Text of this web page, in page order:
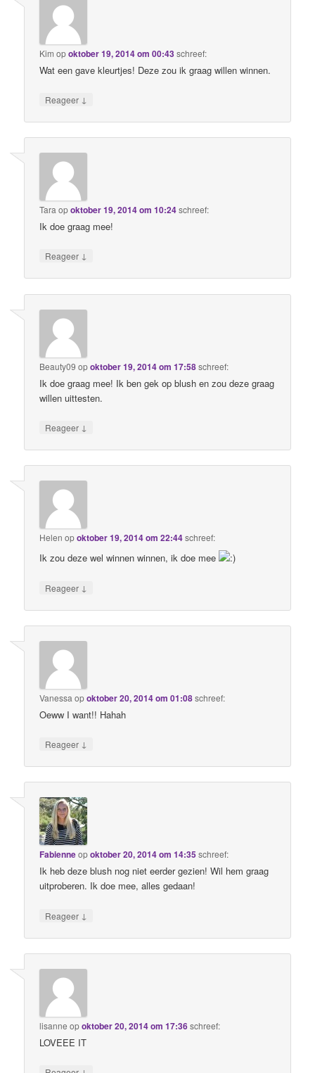
Kim opoktober 19, 2014 om 00:43schreef:
Wat een gave kleurtjes! Deze zou ik graag willen winnen.
Reageer ↓
Tara opoktober 19, 2014 om 10:24schreef:
Ik doe graag mee!
Reageer ↓
Beauty09 opoktober 19, 2014 om 17:58schreef:
Ik doe graag mee! Ik ben gek op blush en zou deze graag
willen uittesten.
Reageer ↓
Helen opoktober 19, 2014 om 22:44schreef:
Ik zou deze wel winnen winnen, ik doe mee
Reageer ↓
Vanessa opoktober 20, 2014 om 01:08schreef:
Oeww I want!! Hahah
Reageer ↓
Fabienneopoktober 20, 2014 om 14:35 schreef:
Ik heb deze blush nog niet eerder gezien! Wil hem graag
uitproberen. Ik doe mee, alles gedaan!
Reageer ↓
lisanne opoktober 20, 2014 om 17:36schreef:
LOVEEE IT